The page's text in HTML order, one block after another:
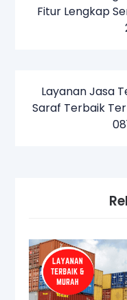
Fitur Lengkap
Layanan Jasa
Saraf Terbaik